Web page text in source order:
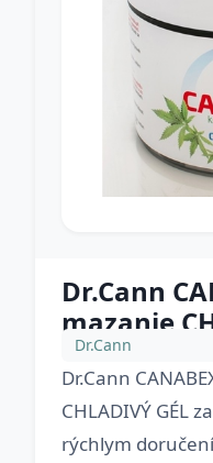
Dr.Cann
mazanie
Dr.Cann
Dr.Cann
CHLADIVÝ GÉL
rýchlym